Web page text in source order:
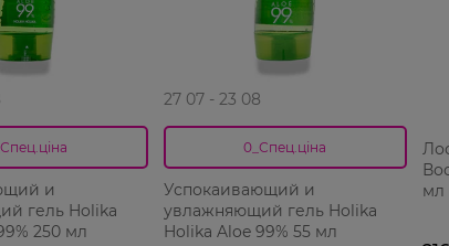
и
гель Holika
250 мл
27 07 - 23 08
0_Спец.ціна
Успокаивающий и
увлажняющий гель Holika
Holika Aloe 99% 55 мл
мл